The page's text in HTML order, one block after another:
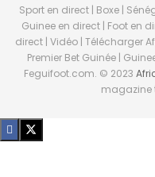
Sport en direct | Boxe |
Guinee en direct | Foot en
direct | Vidéo | Télécharger
Premier Bet Guinée |
Feguifoot.com. © 2023
magazine